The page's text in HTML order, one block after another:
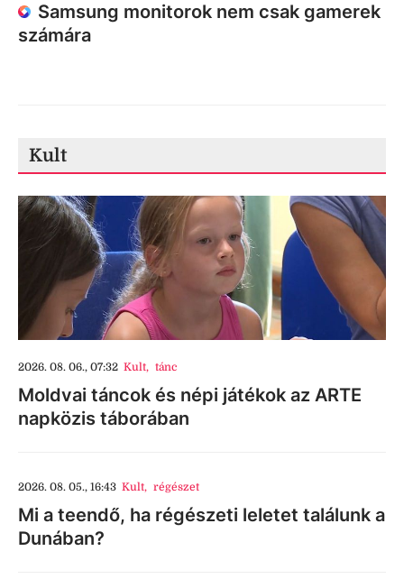
Samsung monitorok nem csak gamerek
számára
Kult
2026. 08. 06., 07:32 Kult, tánc
Moldvai táncok és népi játékok az ARTE
napközis táborában
2026. 08. 05., 16:43 Kult, régészet
Mi a teendő, ha régészeti leletet találunk a
Dunában?